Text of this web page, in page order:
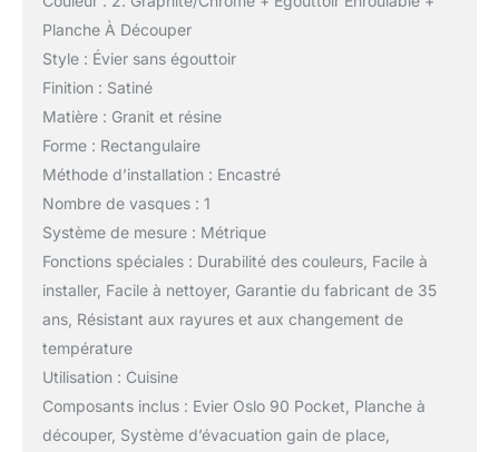
Planche À Découper
Style : Évier sans égouttoir
Finition : Satiné
Matière : Granit et résine
Forme : Rectangulaire
Méthode d’installation : Encastré
Nombre de vasques : 1
Système de mesure : Métrique
Fonctions spéciales : Durabilité des couleurs, Facile à
installer, Facile à nettoyer, Garantie du fabricant de 35
ans, Résistant aux rayures et aux changement de
température
Utilisation : Cuisine
Composants inclus : Evier Oslo 90 Pocket, Planche à
découper, Système d’évacuation gain de place,